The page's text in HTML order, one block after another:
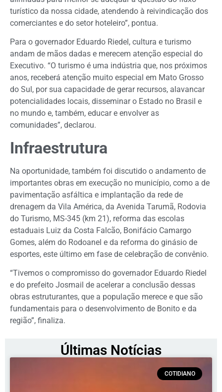
turístico da nossa cidade, atendendo à reivindicação dos
comerciantes e do setor hoteleiro”, pontua.
Para o governador Eduardo Riedel, cultura e turismo
andam de mãos dadas e merecem atenção especial do
Executivo. “O turismo é uma indústria que, nos próximos
anos, receberá atenção muito especial em Mato Grosso
do Sul, por sua capacidade de gerar recursos, alavancar
potencialidades locais, disseminar o Estado no Brasil e
no mundo e, também, educar e envolver as
comunidades”, declarou.
Infraestrutura
Na oportunidade, também foi discutido o andamento de
importantes obras em execução no município, como a de
pavimentação asfáltica e implantação da rede de
drenagem da Vila América, da Avenida Tarumã, Rodovia
do Turismo, MS-345 (km 21), reforma das escolas
estaduais Luiz da Costa Falcão, Bonifácio Camargo
Gomes, além do Rodoanel e da reforma do ginásio de
esportes, este último em fase de celebração de convênio.
“Tivemos o compromisso do governador Eduardo Riedel
e do prefeito Josmail de acelerar a conclusão dessas
obras estruturantes, que a população merece e que são
fundamentais para o desenvolvimento de Bonito e da
região”, finaliza.
Últimas Notícias
COTIDIANO